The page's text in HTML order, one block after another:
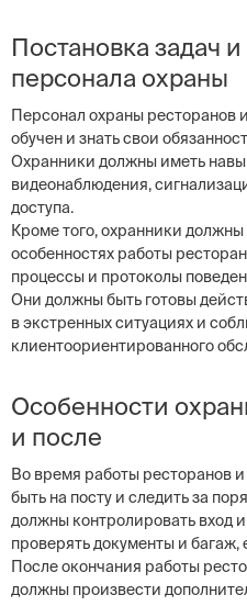
Постановка задач
персонала охраны
Персонал охраны ресторанов
обучен и знать свои
Охранники должны иметь
видеонаблюдения,
доступа.
Кроме того, охранники
особенностях работы
процессы и протоколы
Они должны быть готовы
в экстренных ситуациях и
клиентоориентированного
Особенности
и после
Во время работы ресторанов
быть на посту и следить за
должны контролировать вход
проверять документы и багаж,
После окончания работы
должны произвести